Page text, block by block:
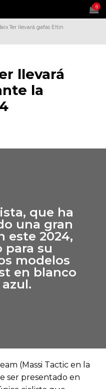
0
Ter llevará gafas Eltin
llevará
la
que ha
una gran
este 2024,
para su
modelos
en blanco
(Massi Tactic en la
ser presentado en